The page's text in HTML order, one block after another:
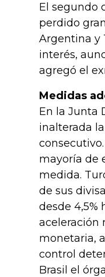
El segundo
perdido
Argentina y
interés,
agregó el
Medidas
En la Junta
inalterada
mayoría de
medida.
de sus
desde 4,5%
aceleración
monetaria,
control
Brasil el